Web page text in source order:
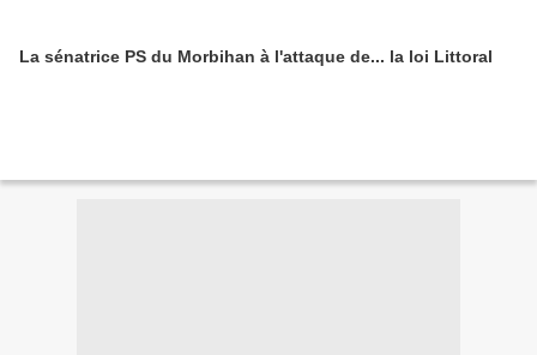
La sénatrice PS du Morbihan à l'attaque de... la loi Littoral